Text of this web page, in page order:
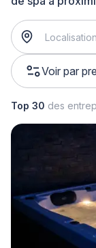
Voir par
Top 30 des